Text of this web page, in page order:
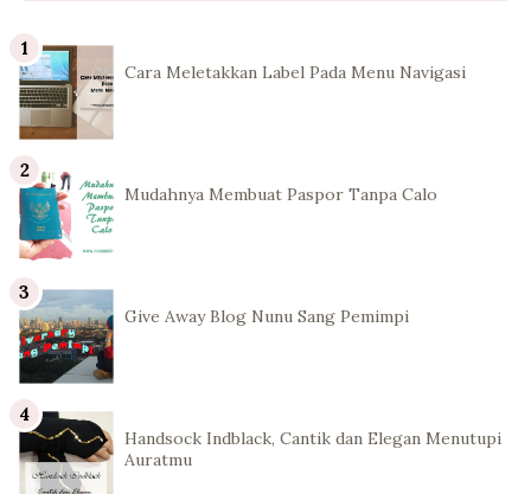
Cara Meletakkan Label Pada Menu Navigasi
Mudahnya Membuat Paspor Tanpa Calo
Give Away Blog Nunu Sang Pemimpi
Handsock Indblack, Cantik dan Elegan Menutupi
Auratmu